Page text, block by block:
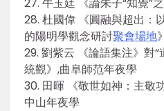
28. 杜國偉 《圓融與超出：
的陽明學觀念研討聚會場地
29. 劉紫云 《論語集注》對
統觀》,曲阜師范年夜學
30. 田暉 《敬世如神：主敬
中山年夜學